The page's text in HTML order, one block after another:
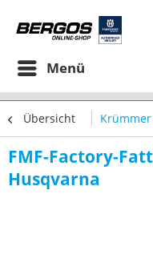
Menü
Übersicht Krümmer
FMF-Factory-
Husqvarna